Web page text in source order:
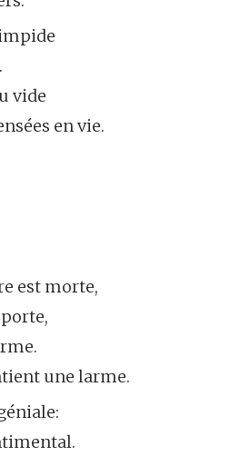
vide
en vie.
est morte,
une larme.